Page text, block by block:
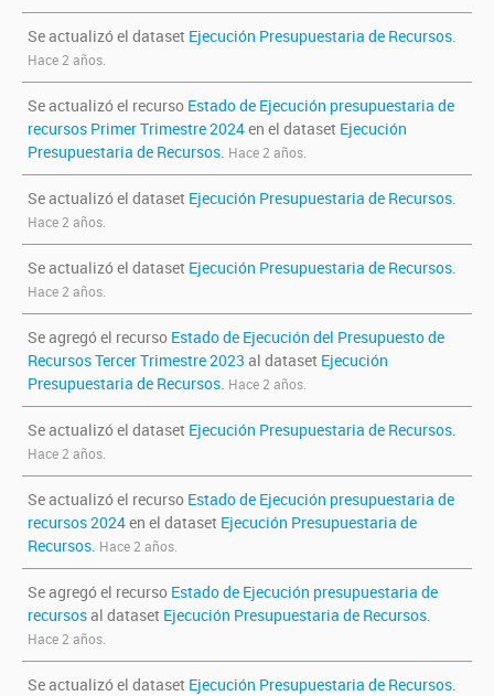
Se actualizó el dataset Ejecución Presupuestaria de Recursos.
Hace 2 años.
Se actualizó el recurso Estado de Ejecución presupuestaria de
recursos Primer Trimestre 2024en el dataset Ejecución
Presupuestaria de Recursos. Hace 2 años.
Se actualizó el dataset Ejecución Presupuestaria de Recursos.
Hace 2 años.
Se actualizó el dataset Ejecución Presupuestaria de Recursos.
Hace 2 años.
Se agregó el recurso Estado de Ejecución del Presupuesto de
Recursos Tercer Trimestre 2023 al dataset Ejecución
Presupuestaria de Recursos. Hace 2 años.
Se actualizó el dataset Ejecución Presupuestaria de Recursos.
Hace 2 años.
Se actualizó el recurso Estado de Ejecución presupuestaria de
recursos 2024en el dataset Ejecución Presupuestaria de
Recursos. Hace 2 años.
Se agregó el recurso Estado de Ejecución presupuestaria de
recursosal dataset Ejecución Presupuestaria de Recursos.
Hace 2 años.
Se actualizó el dataset Ejecución Presupuestaria de Recursos.